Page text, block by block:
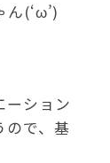
ん(‘ω’)
ーション
ので、基